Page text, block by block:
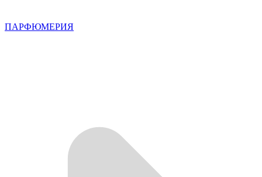
ПАРФЮМЕРИЯ